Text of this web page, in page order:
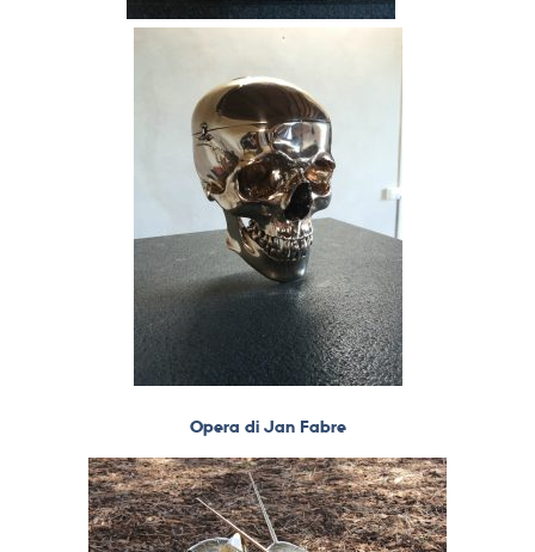
Opera di Jan Fabre